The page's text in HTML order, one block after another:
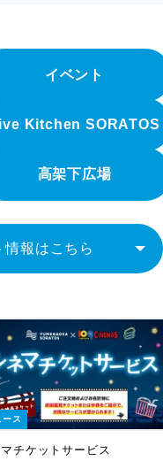
イベント
Kitchen SORATOS
高架下広場
情報はこちら
ス
チケットサービス